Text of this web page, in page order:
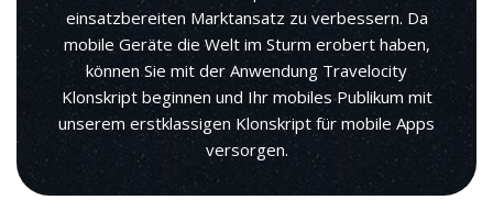
einsatzbereiten Marktansatz zu verbessern. Da
mobile Geräte die Welt im Sturm erobert haben,
können Sie mit der Anwendung Travelocity
Klonskript beginnen und Ihr mobiles Publikum mit
unserem erstklassigen Klonskript für mobile Apps
versorgen.